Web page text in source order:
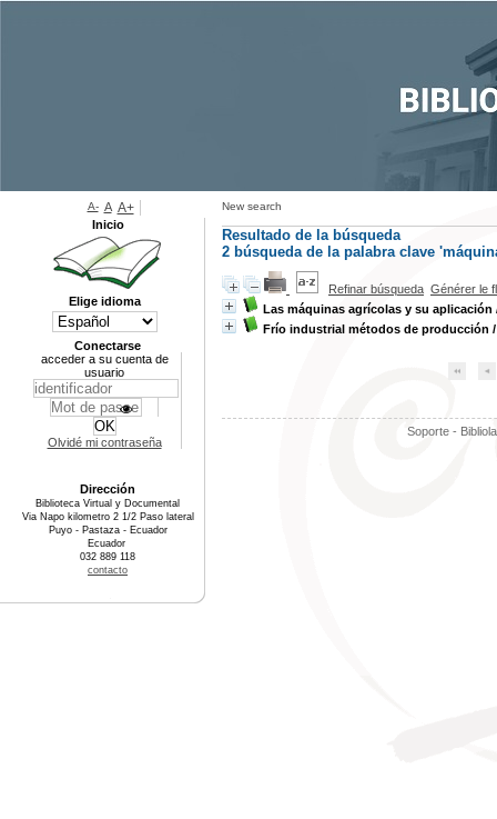
New search
Resultado de la búsqueda
2 búsqueda de la palabra clave
Refinar búsqueda Générer le
Las máquinas agrícolas y su aplicación
Frío industrial métodos de producción
Soporte -
A- A A+
Inicio
Elige idioma
Conectarse
acceder a su cuenta de
usuario
Olvidé mi contraseña
Dirección
Biblioteca Virtual y Documental
Via Napo kilometro 2 1/2 Paso lateral
Puyo - Pastaza - Ecuador
Ecuador
032 889 118
contacto